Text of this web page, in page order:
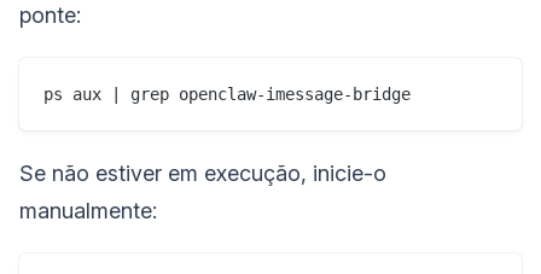
ponte:
Se não estiver em execução, inicie-o
manualmente: